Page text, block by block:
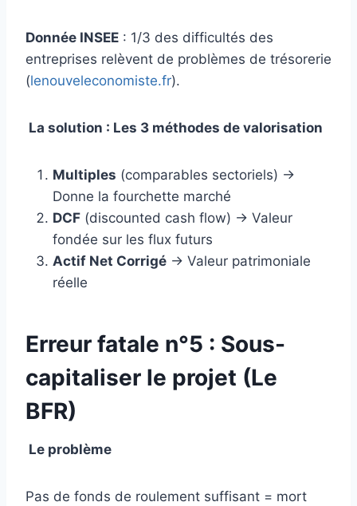
Donnée INSEE : 1/3 des difficultés des
entreprises relèvent de problèmes de trésorerie
(lenouveleconomiste.fr).
La solution : Les 3 méthodes de valorisation
Multiples (comparables sectoriels) →
Donne la fourchette marché
DCF (discounted cash flow) → Valeur
fondée sur les flux futurs
Actif Net Corrigé → Valeur patrimoniale
réelle
Erreur fatale n°5 : Sous-
capitaliser le projet (Le
BFR)
Le problème
Pas de fonds de roulement suffisant = mort